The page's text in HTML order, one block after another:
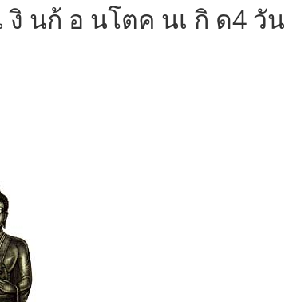
นก้ อ นโตค นเ กิ ด4 วัน